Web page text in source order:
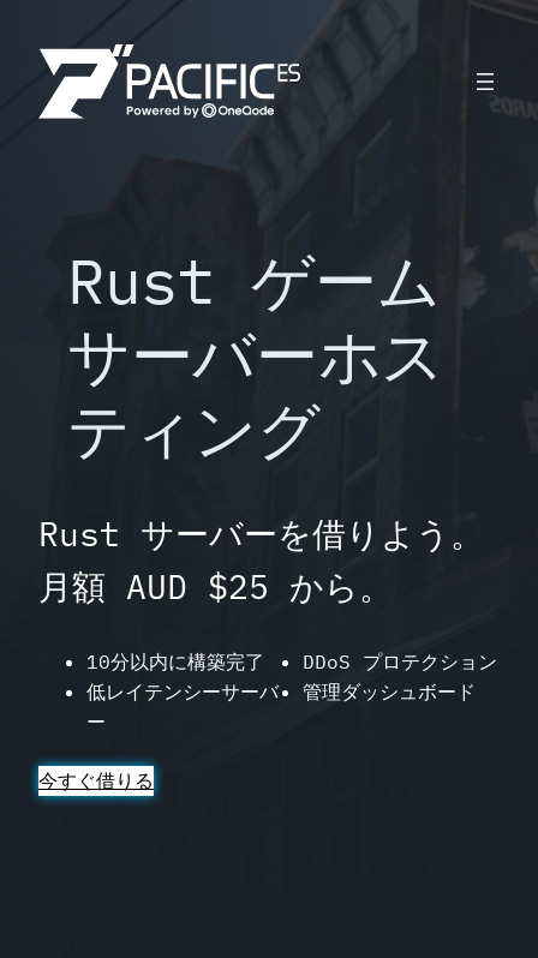
Rust ゲーム
サーバーホス
ティング
Rust サーバーを借りよう。
月額 AUD $25 から。
10分以内に構築完了
低レイテンシーサーバ
ー
DDoS プロテクション
管理ダッシュボード
今すぐ借りる